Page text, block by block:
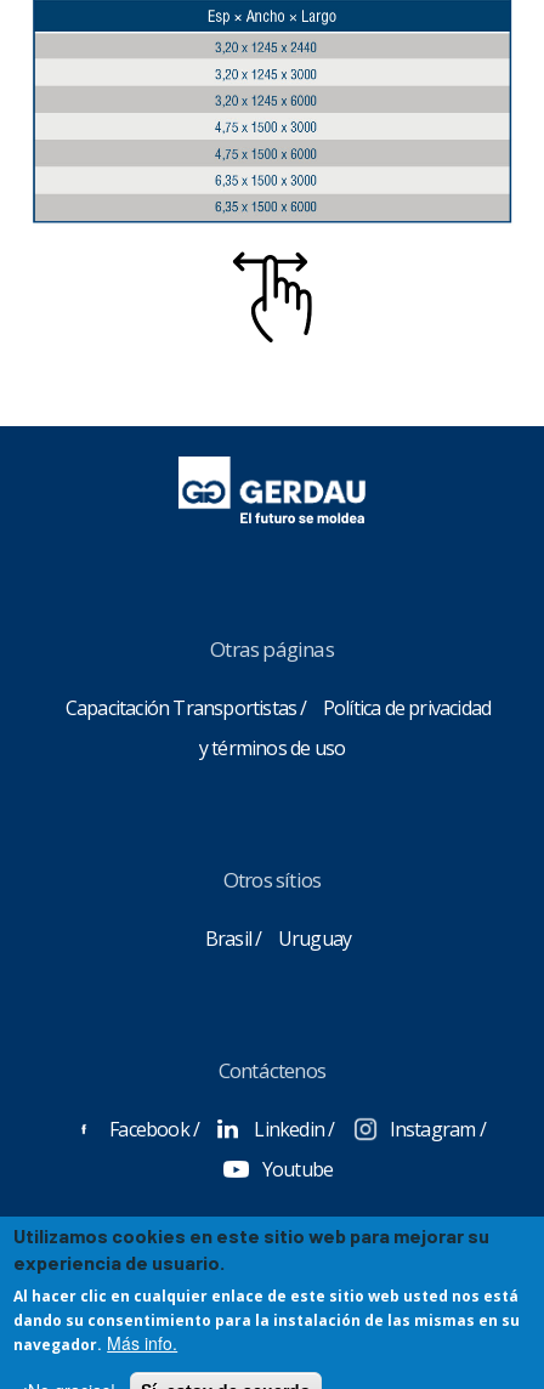
Otras páginas
Capacitación Transportistas
Política de privacidad
y términos de uso
Otros sítios
Brasil Uruguay
Contáctenos
Facebook Linkedin
Instagram
Youtube
Copyright Gerdau S/A 2025
Utilizamos cookies en este sitio web para mejorar su
experiencia de usuario.
Al hacer clic en cualquier enlace de este sitio web usted nos está
dando su consentimiento para la instalación de las mismas en su
navegador. Más info.